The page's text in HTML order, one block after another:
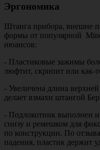
Эргономика
Штанга прибора, внешне
формы от популярной
нюансов:
- Пластиковые зажимы
люфтит, скрипит или как-
- Увеличена длина
делает взмахи штангой
- Подлокотник выполнен
снизу и ремешком для
по конструкции. По
падения, пластик держит